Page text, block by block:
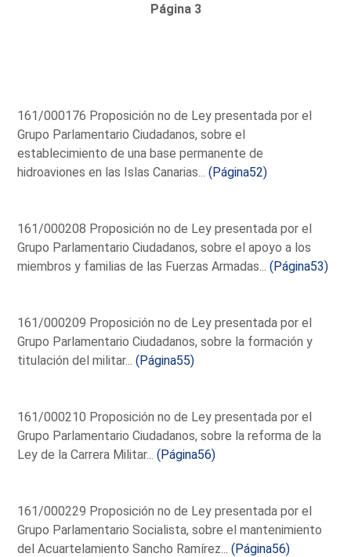
Página 3
161/000176 Proposición no de Ley presentada por el
Grupo Parlamentario Ciudadanos, sobre el
establecimiento de una base permanente de
hidroaviones en las Islas Canarias...(Página52)
161/000208 Proposición no de Ley presentada por el
Grupo Parlamentario Ciudadanos, sobre el apoyo a los
miembros y familias de las Fuerzas Armadas...(Página53)
161/000209 Proposición no de Ley presentada por el
Grupo Parlamentario Ciudadanos, sobre la formación y
titulación del militar...(Página55)
161/000210 Proposición no de Ley presentada por el
Grupo Parlamentario Ciudadanos, sobre la reforma de la
Ley de la Carrera Militar...(Página56)
161/000229 Proposición no de Ley presentada por el
Grupo Parlamentario Socialista, sobre el mantenimiento
del Acuartelamiento Sancho Ramírez...(Página56)